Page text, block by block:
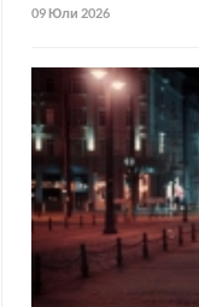
09 Юли 2026